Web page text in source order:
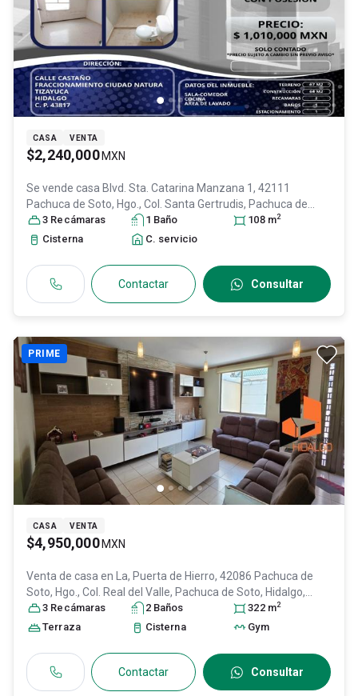
CASA VENTA
$2,240,000 MXN
Se vende casa Blvd. Sta. Catarina Manzana 1, 42111
Pachuca de Soto, Hgo., Col. Santa Gertrudis, Pachuca de
Soto , Hidalgo, México, C.P. 42111 31634790
3 Recámaras 1 Baño 108 m2
Cisterna C. servicio
Contactar Consultar
PRIME
CASA VENTA
$4,950,000 MXN
Venta de casa en
La, Puerta de Hierro, 42086 Pachuca de
Soto, Hgo., Col. Real del Valle, Pachuca de Soto, Hidalgo,
México, C.P. 42086 , ID: 31612818
3 Recámaras 2 Baños 322 m2
Terraza Cisterna Gym
Contactar Consultar